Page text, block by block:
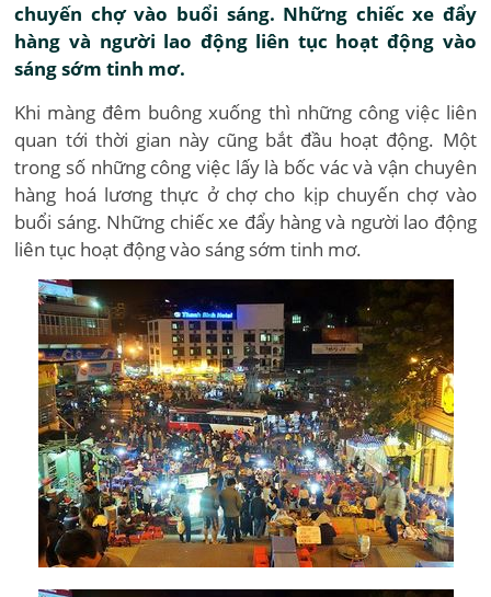
chuyến chợ vào buổi sáng. Những chiếc xe đẩy
hàng và người lao động liên tục hoạt động vào
sáng sớm tinh mơ.
Khi màng đêm buông xuống thì những công việc liên
quan tới thời gian này cũng bắt đầu hoạt động. Một
trong số những công việc lấy là bốc vác và vận chuyên
hàng hoá lương thực ở chợ cho kịp chuyến chợ vào
buổi sáng. Những chiếc xe đẩy hàng và người lao động
liên tục hoạt động vào sáng sớm tinh mơ.